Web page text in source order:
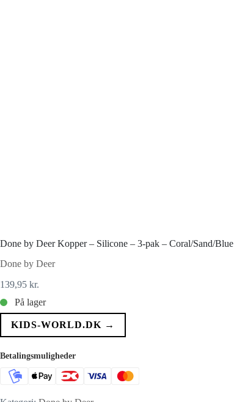
Done by Deer Kopper – Silicone – 3-pak – Coral/Sand/Blue
Done by Deer
139,95 kr.
På lager
KIDS-WORLD.DK →
Betalingsmuligheder